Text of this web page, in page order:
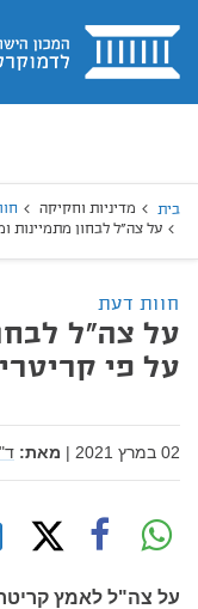
בית
בית מדיניות וחקיקה
על צה"ל לבחון מתמיינות
חוות דעת
על צה"ל
על פי
02 במרץ 2021 | מאת:
על צה"ל לאמץ